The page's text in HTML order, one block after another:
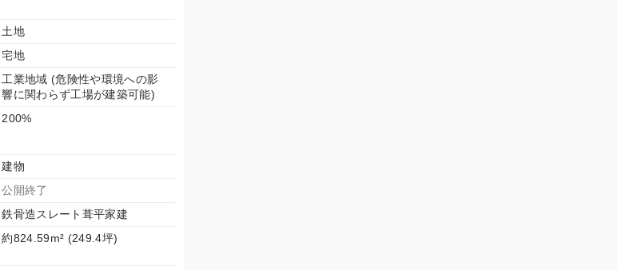
土地
宅地
工業地域 (危険性や環境への影
響に関わらず工場が建築可能)
200%
建物
公開終了
鉄骨造スレート葺平家建
約824.59m² (249.4坪)